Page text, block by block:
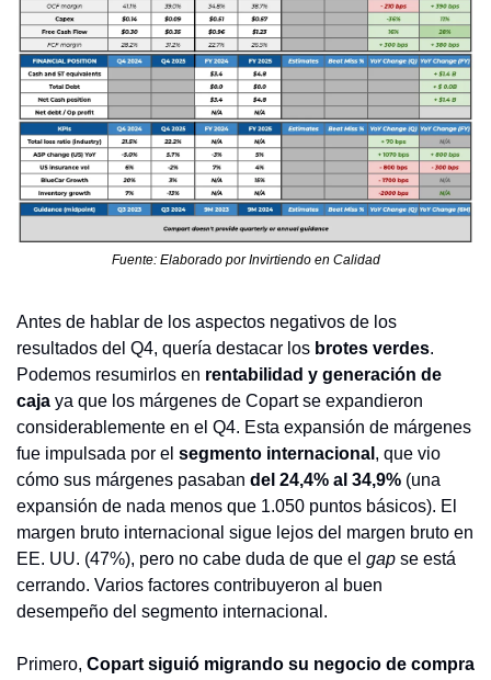
Fuente: Elaborado por Invirtiendo en Calidad
Antes de hablar de los aspectos negativos de los
resultados del Q4, quería destacar los brotes verdes.
Podemos resumirlos en rentabilidad y generación de
caja ya que los márgenes de Copart se expandieron
considerablemente en el Q4. Esta expansión de márgenes
fue impulsada por el segmento internacional , que vio
cómo sus márgenes pasaban del 24,4% al 34,9% (una
expansión de nada menos que 1.050 puntos básicos). El
margen bruto internacional sigue lejos del margen bruto en
EE. UU. (47%), pero no cabe duda de que el gap se está
cerrando. Varios factores contribuyeron al buen
desempeño del segmento internacional.
Primero, Copart siguió migrando su negocio de compra